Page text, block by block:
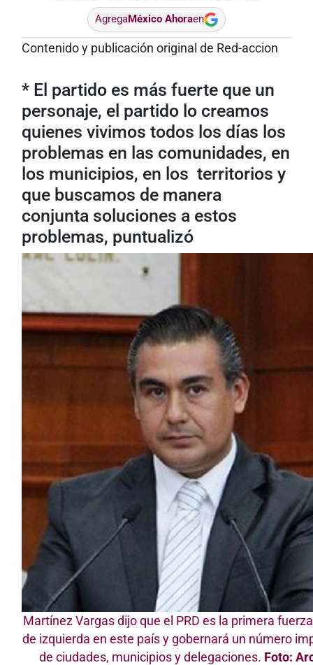
AgregaMéxico Ahoraen
Contenido y publicación original de Red-accion
* El partido es más fuerte que un
personaje, el partido lo creamos
quienes vivimos todos los días los
problemas en las comunidades, en
los municipios, en los territorios y
que buscamos de manera
conjunta soluciones a estos
problemas, puntualizó
Martínez Vargas dijo que el PRD es la primera
de izquierda en este país y gobernará un número
de ciudades, municipios y delegaciones. Foto: